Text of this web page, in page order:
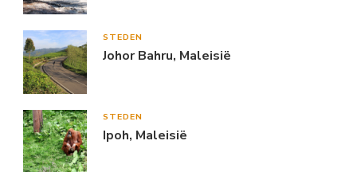
STEDEN
Johor Bahru, Maleisië
STEDEN
Ipoh, Maleisië